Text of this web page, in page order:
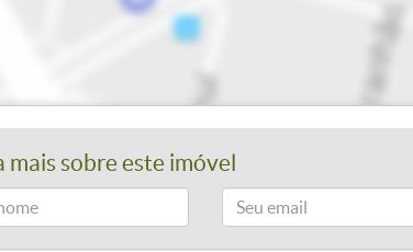
mais sobre este imóvel